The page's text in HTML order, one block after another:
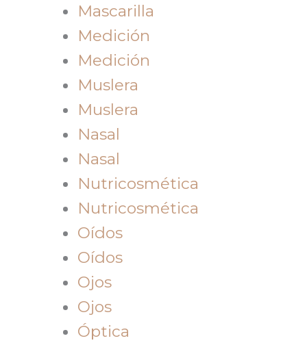
Mascarilla
Medición
Medición
Muslera
Muslera
Nasal
Nasal
Nutricosmética
Nutricosmética
Oídos
Oídos
Ojos
Ojos
Óptica